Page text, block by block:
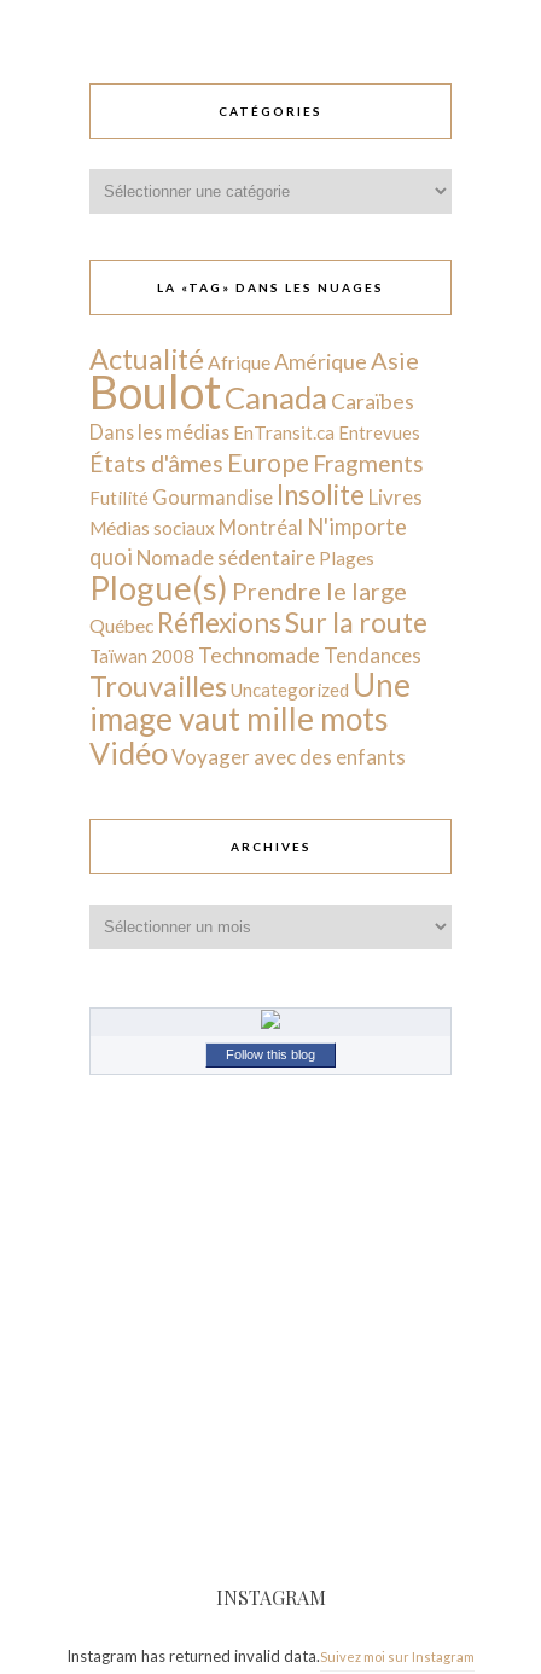
CATÉGORIES
LA «TAG» DANS LES NUAGES
Actualité AfriqueAmérique Asie
BoulotCanada Caraïbes
Dans les médias EnTransit.ca Entrevues
États d'âmes Europe Fragments
Futilité Gourmandise Insolite Livres
Médias sociaux Montréal N'importe
quoi Nomade sédentaire Plages
Plogue(s) Prendre le large
Québec RéflexionsSur la route
Taïwan 2008 Technomade Tendances
Trouvailles Uncategorized Une
image vaut mille mots
VidéoVoyager avec des enfants
ARCHIVES
Follow this blog
INSTAGRAM
Instagram has returned invalid data.Suivez moi sur Instagram